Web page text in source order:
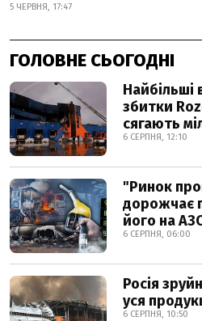
5 ЧЕРВНЯ, 17:47
ГОЛОВНЕ СЬОГОДНІ
Найбільші
збитки
сягають
6 СЕРПНЯ, 12:10
"Ринок
дорожчає
його на
6 СЕРПНЯ, 06:00
Росія
уся
6 СЕРПНЯ, 10:50